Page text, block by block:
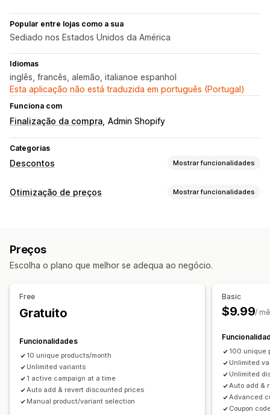
Popular entre lojas como a sua
Sediado nos Estados Unidos da América
Idiomas
inglês, francês, alemão, italianoe espanhol
Esta aplicação não está traduzida em português (Portugal)
Funciona com
Finalização da compra Admin Shopify
Categorias
Descontos Mostrar funcionalidades
Tipos de descontos
Descontos na finalização da compra
Ofertas por tempo limitado Banners
Gestão de descontos
Acumulação de descontos
Direcionamento Segmentação
Filtros
Análise de dados
Otimização de preços Mostrar funcionalidades
Vendas relâmpago
Etiquetas
Reverter preços
Preços
Escolha o plano que melhor se adequa ao negócio.
Free
Gratuito
Funcionalidades
10 unique products/month
Unlimited variants
1 active campaign at a time
Auto add & revert discounted prices
Manual product/variant selection
Basic
$9.99/
100 unique
Unlimited
Unlimited
Auto add &
Advanced
Coupon